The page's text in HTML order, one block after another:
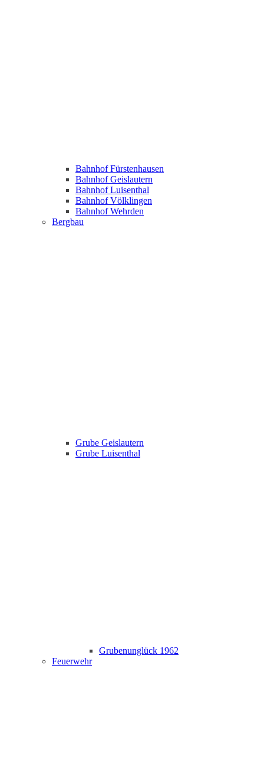
Bahnhof Fürstenhausen
Bahnhof Geislautern
Bahnhof Luisenthal
Bahnhof Völklingen
Bahnhof Wehrden
Bergbau
Grube Geislautern
Grube Luisenthal
Grubenunglück 1962
Feuerwehr